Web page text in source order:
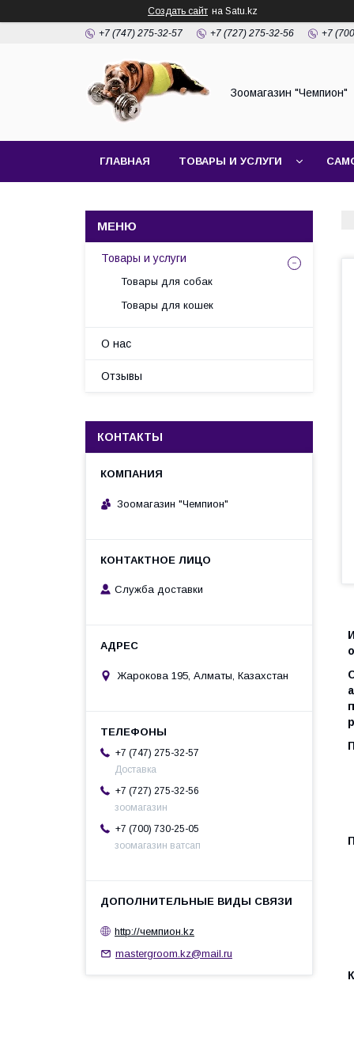
Создать сайт на Satu.kz
+7 (747) 275-32-57 +7 (727) 275-32-56 +7
Зоомагазин "Чемпион"
ГЛАВНАЯ ТОВАРЫ И УСЛУГИ
Товары и услуги
Товары для собак
Товары для кошек
О нас
Отзывы
КОНТАКТЫ
Зоомагазин "Чемпион"
Служба доставки
Жарокова 195, Алматы, Казахстан
+7 (747) 275-32-57
Доставка
+7 (727) 275-32-56
зоомагазин
+7 (700) 730-25-05
зоомагазин ватсап
http://чемпион.kz
mastergroom.kz@mail.ru